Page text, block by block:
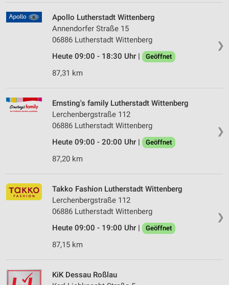
❯
Apollo Lutherstadt Wittenberg
Annendorfer Straße 15
06886 Lutherstadt Wittenberg
Heute 09:00 - 18:30 Uhr |
Geöffnet
87,31 km
❯
Ernsting's family Lutherstadt Wittenberg
Lerchenbergstraße 112
06886 Lutherstadt Wittenberg
Heute 09:00 - 20:00 Uhr |
Geöffnet
87,20 km
❯
Takko Fashion Lutherstadt Wittenberg
Lerchenbergstraße 112
06886 Lutherstadt Wittenberg
Heute 09:00 - 19:00 Uhr |
Geöffnet
87,15 km
KiK Dessau Roßlau